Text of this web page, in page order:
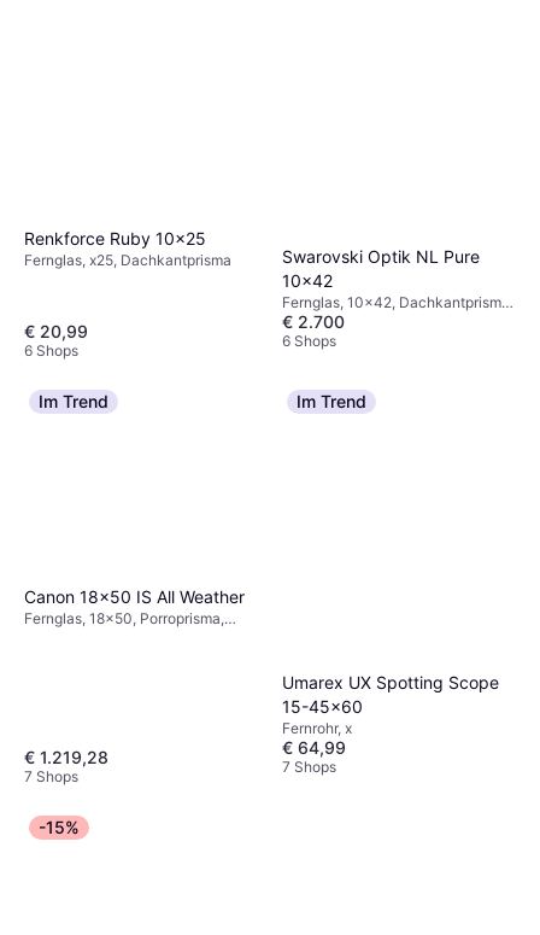
Renkforce Ruby 10x25
Fernglas, x25, Dachkantprisma
€ 20,99
6 Shops
Swarovski Optik NL Pure
10x42
Fernglas, 10x42, Dachkantprisma,
Beschlagsicher, Beschichtet
€ 2.700
6 Shops
Im Trend
Canon 18x50 IS All Weather
Fernglas, 18x50, Porroprisma,
€ 1.219,28
7 Shops
Im Trend
Umarex UX Spotting Scope
15-45x60
Fernrohr, x
€ 64,99
7 Shops
-15%